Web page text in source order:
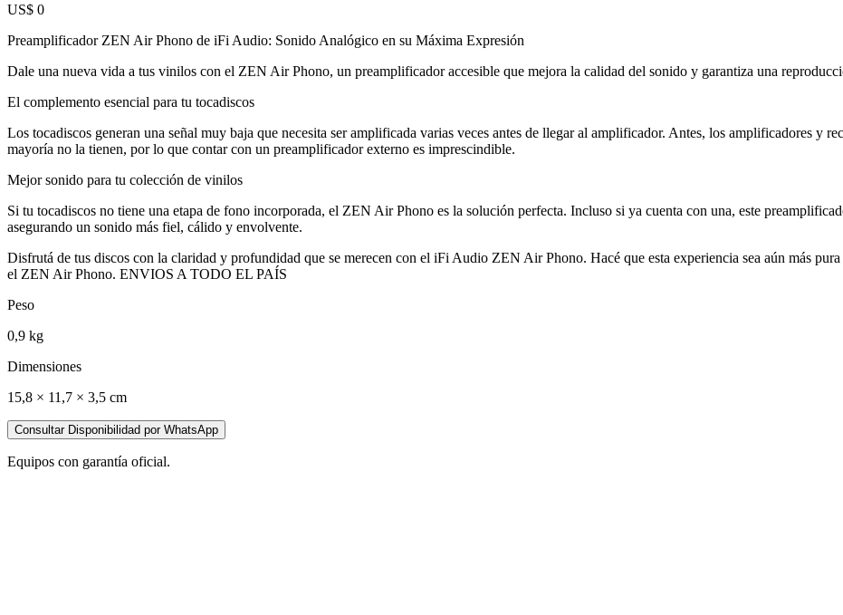
US$ 0
Preamplificador ZEN Air Phono de iFi Audio: Sonido Analógico en su Máxima Expresión
Dale una nueva vida a tus vinilos con el ZEN Air Phono, un preamplificador accesible que mejora la calidad del sonido y garantiza una
El complemento esencial para tu tocadiscos
Los tocadiscos generan una señal muy baja que necesita ser amplificada varias veces antes de llegar al amplificador. Antes, los amplificadores y
mayoría no la tienen, por lo que contar con un preamplificador externo es imprescindible.
Mejor sonido para tu colección de vinilos
Si tu tocadiscos no tiene una etapa de fono incorporada, el ZEN Air Phono es la solución perfecta. Incluso si ya cuenta con una, este
asegurando un sonido más fiel, cálido y envolvente.
Disfrutá de tus discos con la claridad y profundidad que se merecen con el iFi Audio ZEN Air Phono. Hacé que esta experiencia sea aún más
el ZEN Air Phono. ENVIOS A TODO EL PAÍS
Peso
0,9 kg
Dimensiones
15,8 × 11,7 × 3,5 cm
Consultar Disponibilidad por WhatsApp
Equipos con garantía oficial.